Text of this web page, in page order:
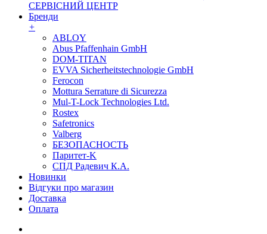
СЕРВІСНИЙ ЦЕНТР
Бренди
+
ABLOY
Abus Pfaffenhain GmbH
DOM-TITAN
EVVA Sicherheitstechnologie GmbH
Ferocon
Mottura Serrature di Sicurezza
Mul-T-Lock Technologies Ltd.
Rostex
Safetronics
Valberg
БЕЗОПАСНОСТЬ
Паритет-K
СПД Радевич К.А.
Новинки
Відгуки про магазин
Доставка
Оплата